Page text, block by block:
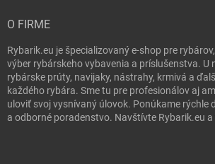
O FIRME
Rybarik.eu je špecializovaný e-shop pre
výber rybárskeho vybavenia a príslušenstva. U
rybárske prúty, navijaky, nástrahy, krmivá a
každého rybára. Sme tu pre profesionálov aj
uloviť svoj vysnívaný úlovok. Ponúkame rýchle
a odborné poradenstvo. Navštívte Rybarik.eu